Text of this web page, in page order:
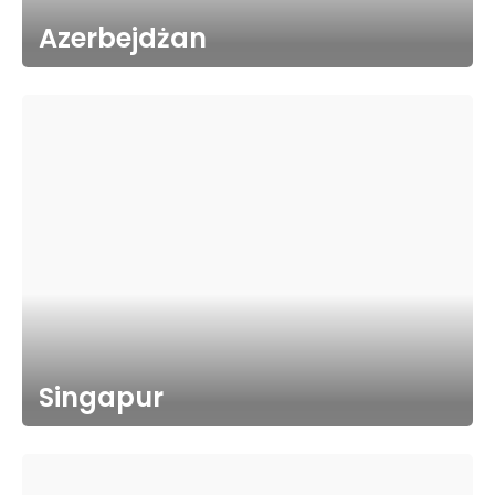
Azerbejdżan
Singapur